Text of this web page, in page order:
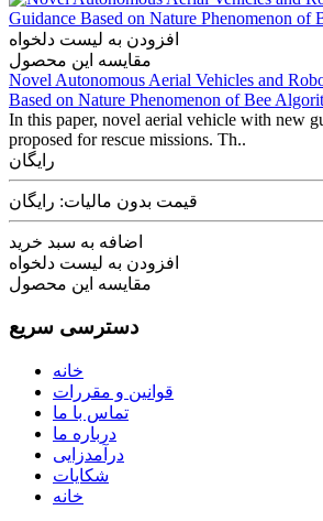
افزودن به لیست دلخواه
مقایسه این محصول
Novel Autonomous Aerial Vehicles and
Based on Nature Phenomenon of Bee
In this paper, novel aerial vehicle with new
proposed for rescue missions. Th..
رایگان
قیمت بدون مالیات: رایگان
اضافه به سبد خرید
افزودن به لیست دلخواه
مقایسه این محصول
دسترسی سریع
خانه
قوانین و مقررات
تماس با ما
درباره ما
درآمدزایی
شکایات
خانه